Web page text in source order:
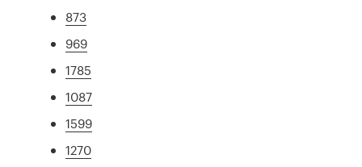
873
969
1785
1087
1599
1270